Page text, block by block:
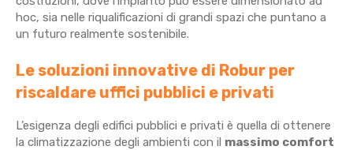
hoc, sia nelle riqualificazioni di grandi spazi che puntano a
un futuro realmente sostenibile.
Le soluzioni innovative di Robur per
riscaldare uffici pubblici e privati
L’esigenza degli edifici pubblici e privati è quella di ottenere
la climatizzazione degli ambienti con il massimo comfort